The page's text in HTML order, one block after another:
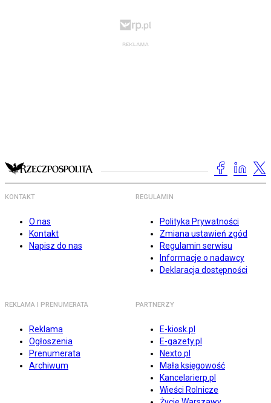
KONTAKT
O nas
Kontakt
Napisz do nas
REGULAMIN
Polityka Prywatności
Zmiana ustawień zgód
Regulamin serwisu
Informacje o nadawcy
Deklaracja dostępności
REKLAMA I PRENUMERATA
Reklama
Ogłoszenia
Prenumerata
Archiwum
PARTNERZY
E-kiosk.pl
E-gazety.pl
Nexto.pl
Mała księgowość
Kancelarierp.pl
Wieści Rolnicze